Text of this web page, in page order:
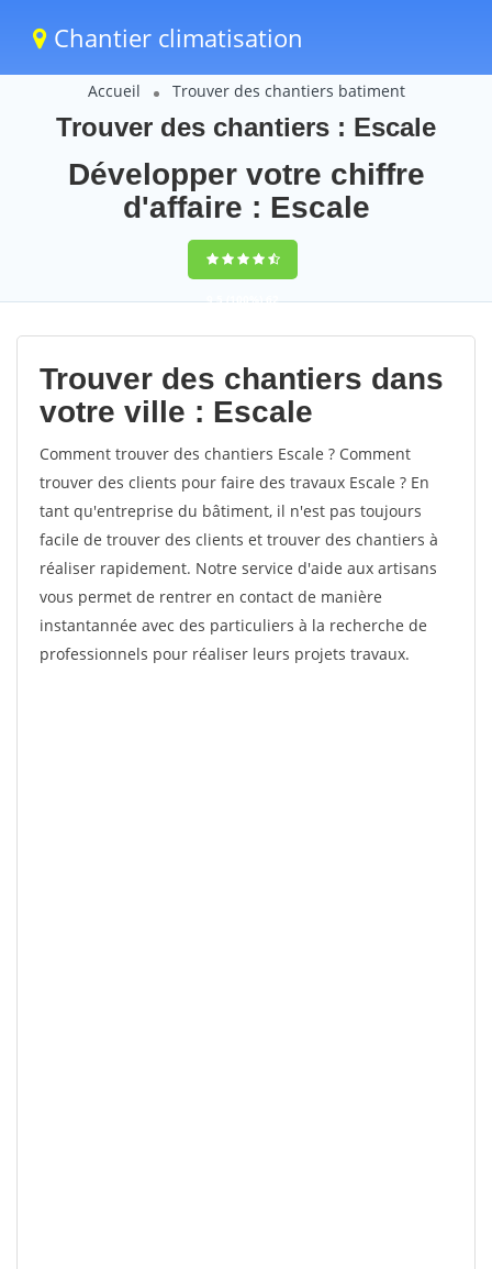
Chantier climatisation
Accueil Trouver des chantiers batiment
Trouver des chantiers : Escale
Développer votre chiffre
d'affaire : Escale
9,5(100%)62
votes
Trouver des chantiers dans
votre ville : Escale
Comment trouver des chantiers Escale ? Comment
trouver des clients pour faire des travaux Escale ? En
tant qu'entreprise du bâtiment, il n'est pas toujours
facile de trouver des clients et trouver des chantiers à
réaliser rapidement. Notre service d'aide aux artisans
vous permet de rentrer en contact de manière
instantannée avec des particuliers à la recherche de
professionnels pour réaliser leurs projets travaux.